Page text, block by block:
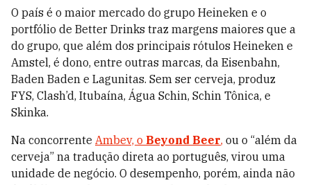
O país é o maior mercado do grupo Heineken e o
portfólio de Better Drinks traz margens maiores que a
do grupo, que além dos principais rótulos Heineken e
Amstel, é dono, entre outras marcas, da Eisenbahn,
Baden Baden e Lagunitas. Sem ser cerveja, produz
FYS, Clash’d, Itubaína, Água Schin, Schin Tônica, e
Skinka.
Na concorrente Ambev, o Beyond Beer, ou o “além da
cerveja” na tradução direta ao português, virou uma
unidade de negócio. O desempenho, porém, ainda não